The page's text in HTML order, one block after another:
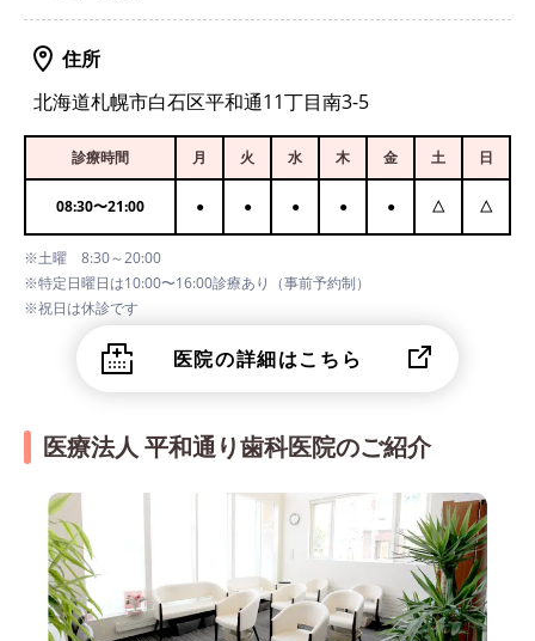
住所
北海道札幌市白石区平和通11丁目南3-5
診療時間 月 火 水 木 金 土 日
08:30〜21:00 ● ● ● ● ● △ △
※土曜 8:30～20:00
※特定日曜日は10:00〜16:00診療あり（事前予約制）
※祝日は休診です
医院の詳細はこちら
医療法人 平和通り歯科医院のご紹介